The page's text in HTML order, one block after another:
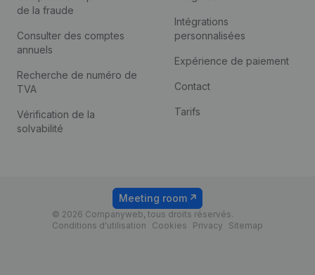
de la fraude
Consulter des comptes
annuels
Recherche de numéro de
TVA
Vérification de la
solvabilité
Intégrations
personnalisées
Expérience de paiement
Contact
Tarifs
© 2026 Companyweb, tous droits réservés.
Conditions d'utilisation
Cookies Privacy Sitemap
Meeting room